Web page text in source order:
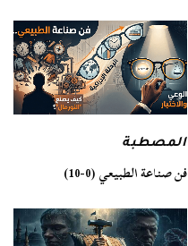
المصطبة
فن صناعة الطبيعي (0-10)